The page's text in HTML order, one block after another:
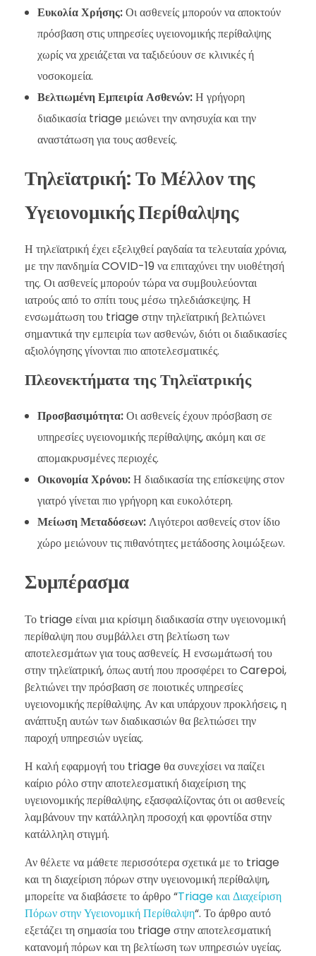
Ευκολία Χρήσης:Οι ασθενείς μπορούν να αποκτούν
πρόσβαση στις υπηρεσίες υγειονομικής περίθαλψης
χωρίς να χρειάζεται να ταξιδεύουν σε κλινικές ή
νοσοκομεία.
Βελτιωμένη Εμπειρία Ασθενών:Η γρήγορη
διαδικασία triage μειώνει την ανησυχία και την
αναστάτωση για τους ασθενείς.
Τηλεϊατρική: Το Μέλλον της
Υγειονομικής Περίθαλψης
Η τηλεϊατρική έχει εξελιχθεί ραγδαία τα τελευταία χρόνια,
με την πανδημία COVID-19 να επιταχύνει την υιοθέτησή
της. Οι ασθενείς μπορούν τώρα να συμβουλεύονται
ιατρούς από το σπίτι τους μέσω τηλεδιάσκεψης. Η
ενσωμάτωση του triage στην τηλεϊατρική βελτιώνει
σημαντικά την εμπειρία των ασθενών, διότι οι διαδικασίες
αξιολόγησης γίνονται πιο αποτελεσματικές.
Πλεονεκτήματα της Τηλεϊατρικής
Προσβασιμότητα:Οι ασθενείς έχουν πρόσβαση σε
υπηρεσίες υγειονομικής περίθαλψης, ακόμη και σε
απομακρυσμένες περιοχές.
Οικονομία Χρόνου:Η διαδικασία της επίσκεψης στον
γιατρό γίνεται πιο γρήγορη και ευκολότερη.
Μείωση Μεταδόσεων:Λιγότεροι ασθενείς στον ίδιο
χώρο μειώνουν τις πιθανότητες μετάδοσης λοιμώξεων.
Συμπέρασμα
Το triage είναι μια κρίσιμη διαδικασία στην υγειονομική
περίθαλψη που συμβάλλει στη βελτίωση των
αποτελεσμάτων για τους ασθενείς. Η ενσωμάτωσή του
στην τηλεϊατρική, όπως αυτή που προσφέρει το Carepoi,
βελτιώνει την πρόσβαση σε ποιοτικές υπηρεσίες
υγειονομικής περίθαλψης. Αν και υπάρχουν προκλήσεις, η
ανάπτυξη αυτών των διαδικασιών θα βελτιώσει την
παροχή υπηρεσιών υγείας.
Η καλή εφαρμογή του triage θα συνεχίσει να παίζει
καίριο ρόλο στην αποτελεσματική διαχείριση της
υγειονομικής περίθαλψης, εξασφαλίζοντας ότι οι ασθενείς
λαμβάνουν την κατάλληλη προσοχή και φροντίδα στην
κατάλληλη στιγμή.
Αν θέλετε να μάθετε περισσότερα σχετικά με το triage
και τη διαχείριση πόρων στην υγειονομική περίθαλψη,
μπορείτε να διαβάσετε το άρθρο “Triage και Διαχείριση
Πόρων στην Υγειονομική Περίθαλψη“. Το άρθρο αυτό
εξετάζει τη σημασία του triage στην αποτελεσματική
κατανομή πόρων και τη βελτίωση των υπηρεσιών υγείας.